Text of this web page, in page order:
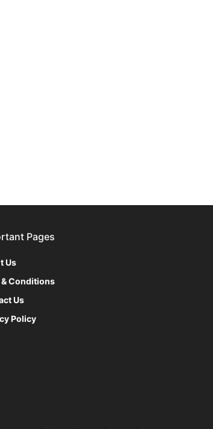
Pages
Us
& Conditions
Us
Policy